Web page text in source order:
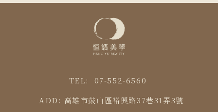
TEL:
07-552-6560
ADD: 高雄市鼓山區裕興路37巷31弄3號